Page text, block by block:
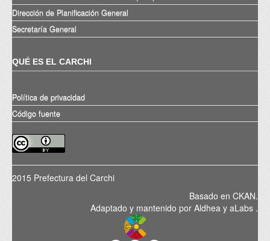
Dirección de Planificación General
Secretaría General
QUÉ ES EL CARCHI
Política de privacidad
Código fuente
2015 Prefectura del Carchi
Basado en CKAN.
Adaptado y mantenido por Aldhea y aLabs .